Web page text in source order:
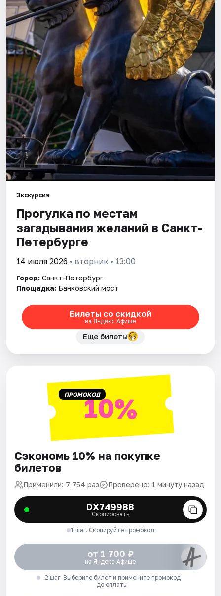
Города
Площадки
Артисты
Рейтинги
Экскурсия
Прогулка по местам
загадывания желаний в Санкт-
Петербурге
14 июля 2026 • вторник • 13:00
Город: Санкт-Петербург
Площадка: Банковский мост
Билеты со скидкой
на Яндекс Афише
Еще билеты
ПРОМОКОД10%
Сэкономь 10% на покупке
билетов
Применили: 7 754 раз Проверено: 1 минуту назад
DX749988
Скопировать
1 шаг. Скопируйте промокод
от 1 700 ₽
на Яндекс Афише
2 шаг. Выберите билет и примените промокод
до оплаты